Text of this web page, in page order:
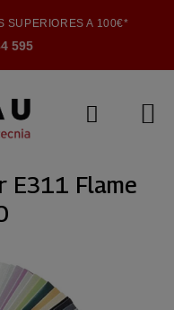
SUPERIORES A 100€*
595
E311 Flame